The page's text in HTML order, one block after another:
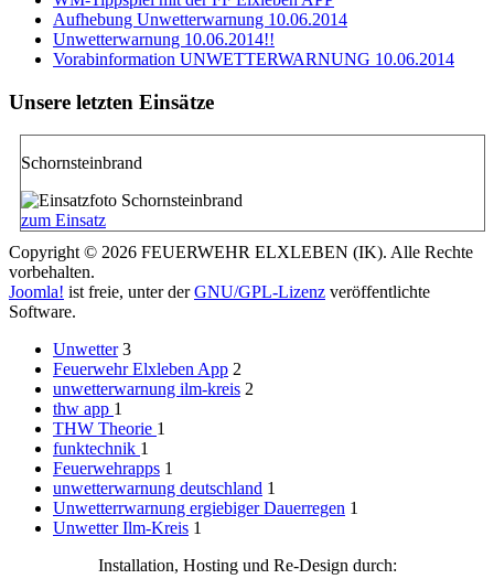
Aufhebung Unwetterwarnung 10.06.2014
Unwetterwarnung 10.06.2014!!
Vorabinformation UNWETTERWARNUNG 10.06.2014
Unsere letzten Einsätze
Schornsteinbrand
zum Einsatz
Copyright © 2026 FEUERWEHR ELXLEBEN (IK). Alle Rechte
vorbehalten.
Joomla! ist freie, unter derGNU/GPL-Lizenz veröffentlichte
Software.
Unwetter 3
Feuerwehr Elxleben App 2
unwetterwarnung ilm-kreis 2
thw app 1
THW Theorie 1
funktechnik 1
Feuerwehrapps 1
unwetterwarnung deutschland 1
Unwetterrwarnung ergiebiger Dauerregen 1
Unwetter Ilm-Kreis 1
Installation, Hosting und Re-Design durch: